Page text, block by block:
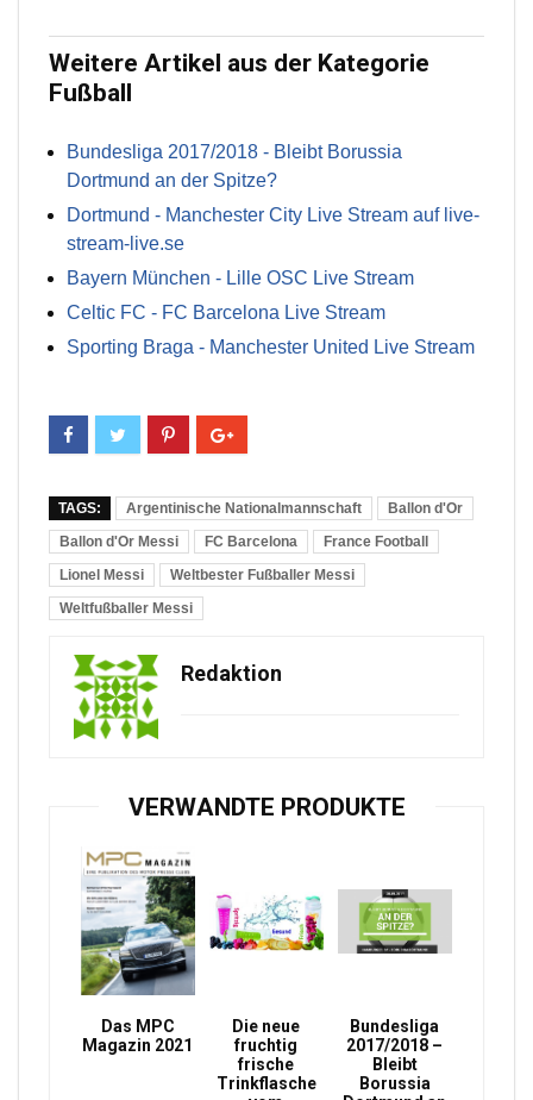
Weitere Artikel aus der Kategorie
Fußball
Bundesliga 2017/2018 - Bleibt Borussia
Dortmund an der Spitze?
Dortmund - Manchester City Live Stream auf live-
stream-live.se
Bayern München - Lille OSC Live Stream
Celtic FC - FC Barcelona Live Stream
Sporting Braga - Manchester United Live Stream
TAGS: Argentinische Nationalmannschaft
Ballon d'Or
Ballon d'Or Messi
FC Barcelona
France Football
Lionel Messi
Weltbester Fußballer Messi
Weltfußballer Messi
Redaktion
VERWANDTE PRODUKTE
Das MPC
Magazin 2021
Die neue
fruchtig
frische
Trinkflasche
Bundesliga
2017/2018 –
Bleibt
Borussia